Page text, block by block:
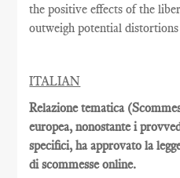
the positive effects of the
outweigh potential
ITALIAN
Relazione tematica
europea, nonostante i
specifici, ha approvato la
di scommesse online.